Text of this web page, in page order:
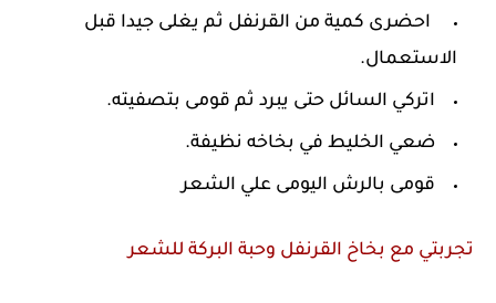
احضرى كمية من القرنفل ثم يغلى جيدا قبل
الاستعمال.
اتركي السائل حتى يبرد ثم قومى بتصفيته.
ضعي الخليط في بخاخه نظيفة.
قومى بالرش اليومى علي الشعر
تجربتي مع بخاخ القرنفل وحبة البركة للشعر